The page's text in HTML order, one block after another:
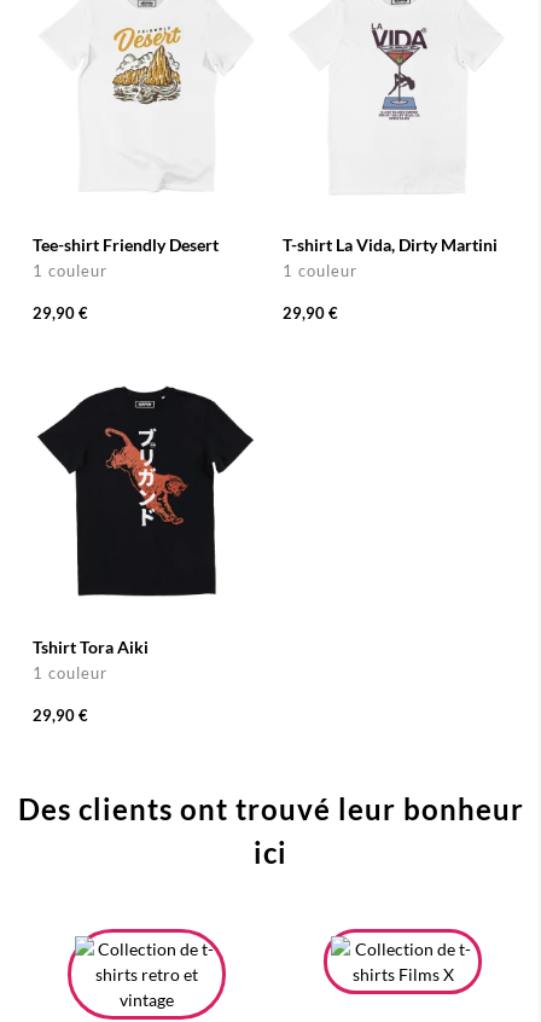
Tee-shirt Friendly Desert
1 couleur
29,90 €
T-shirt La Vida, Dirty Martini
1 couleur
29,90 €
Tshirt Tora Aiki
1 couleur
29,90 €
Des clients ont trouvé leur bonheur
ici